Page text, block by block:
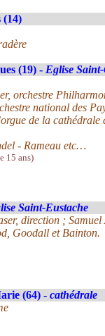
(14)
(19) - Eglise
orchestre
national des
de la cathédrale
- Rameau etc…
15 ans)
Saint-Eustache
direction ;
Goodall et Bainton.
(64) - cathédrale